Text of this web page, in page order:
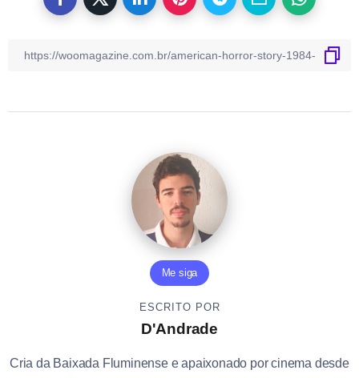
Me siga
ESCRITO POR
D'Andrade
Cria da Baixada Fluminense e apaixonado por cinema desde